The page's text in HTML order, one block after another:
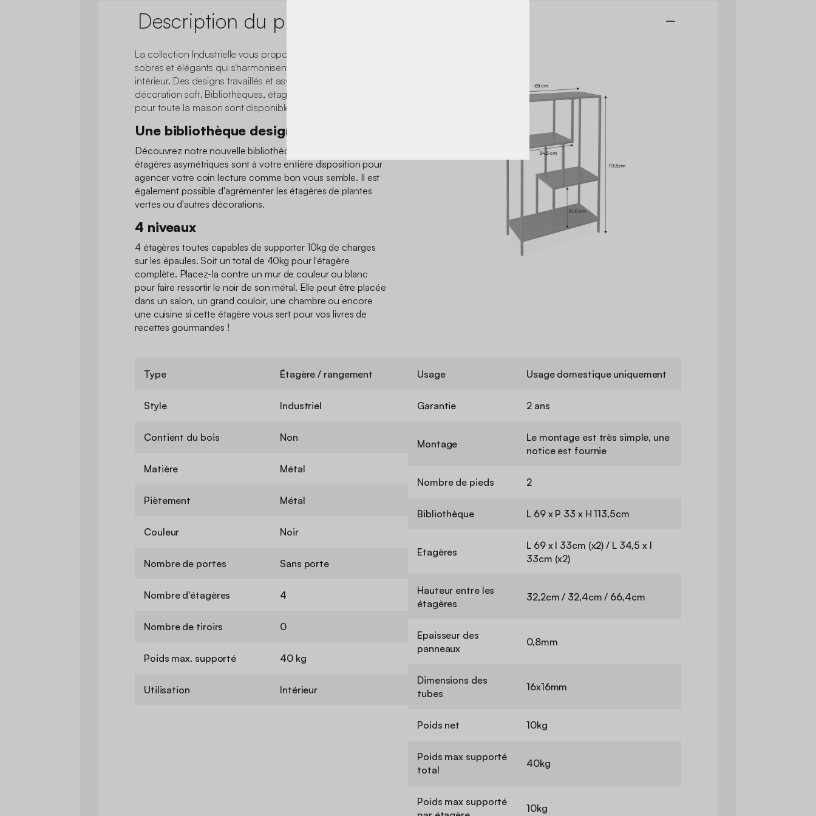
Description du produit
La collection Industrielle vous propose des rangements
sobres et élégants qui s'harmonisent facilement dans votre
intérieur. Des designs travaillés et asymétriques pour une
décoration soft. Bibliothèques, étagères et rangements
pour toute la maison sont disponibles.
Une bibliothèque design
Découvrez notre nouvelle bibliothèque industrielle. 4
étagères asymétriques sont à votre entière disposition pour
agencer votre coin lecture comme bon vous semble. Il est
également possible d'agrémenter les étagères de plantes
vertes ou d'autres décorations.
4 niveaux
4 étagères toutes capables de supporter 10kg de charges
sur les épaules. Soit un total de 40kg pour l'étagère
complète. Placez-la contre un mur de couleur ou blanc
pour faire ressortir le noir de son métal. Elle peut être placée
dans un salon, un grand couloir, une chambre ou encore
une cuisine si cette étagère vous sert pour vos livres de
recettes gourmandes !
Type Étagère / rangement
Style Industriel
Contient du bois Non
Matière Métal
Piètement Métal
Couleur Noir
Nombre de portes Sans porte
Nombre d'étagères 4
Nombre de tiroirs 0
Poids max. supporté 40 kg
Utilisation Intérieur
Usage Usage domestique uniquement
Garantie 2 ans
Montage
Le montage est très simple, une
notice est fournie
Nombre de pieds 2
Bibliothèque L 69 x P 33 x H 113,5cm
Etagères
L 69 x l 33cm (x2) / L 34,5 x l
33cm (x2)
Hauteur entre les
étagères
32,2cm / 32,4cm / 66,4cm
Epaisseur des
panneaux
0,8mm
Dimensions des
tubes
16x16mm
Poids net 10kg
Poids max supporté
total
40kg
Poids max supporté
10kg